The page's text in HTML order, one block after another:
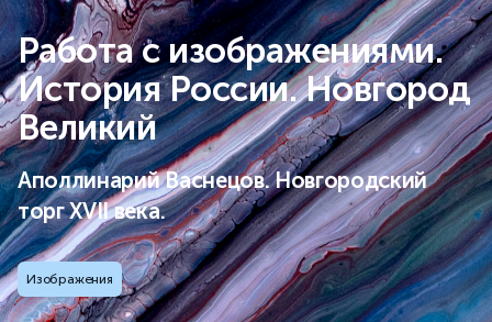
Работа с изображениями.
История России. Новгород
Великий
Аполлинарий Васнецов. Новгородский
торг XVII века.
Изображения